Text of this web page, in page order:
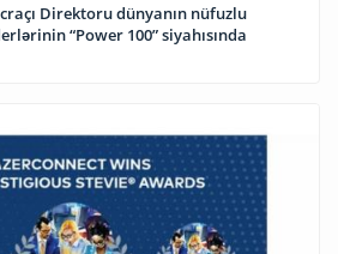
Direktoru dünyanın nüfuzlu
“Power 100” siyahısında